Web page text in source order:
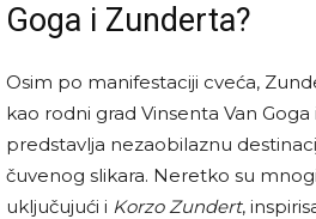
Goga i Zunderta?
Osim po manifestaciji cveća,
kao rodni grad Vinsenta Van
predstavlja nezaobilaznu
čuvenog slikara. Neretko su
uključujući i Korzo Zundert,